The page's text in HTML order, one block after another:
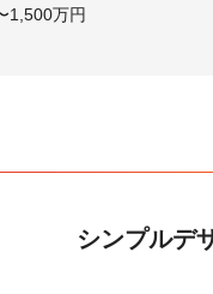
1,500万円
シンプルデ